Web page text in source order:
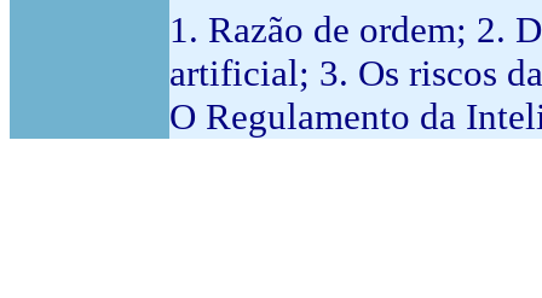
1. Razão de ordem; 2.
artificial; 3. Os riscos
O Regulamento da